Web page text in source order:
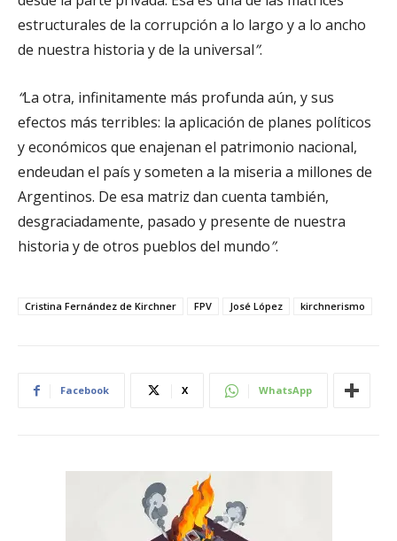
estructurales de la corrupción a lo largo y a lo ancho
de nuestra historia y de la universal”.
“La otra, infinitamente más profunda aún, y sus
efectos más terribles: la aplicación de planes políticos
y económicos que enajenan el patrimonio nacional,
endeudan el país y someten a la miseria a millones de
Argentinos. De esa matriz dan cuenta también,
desgraciadamente, pasado y presente de nuestra
historia y de otros pueblos del mundo”.
Cristina Fernández de Kirchner FPV José López kirchnerismo
Facebook X WhatsApp